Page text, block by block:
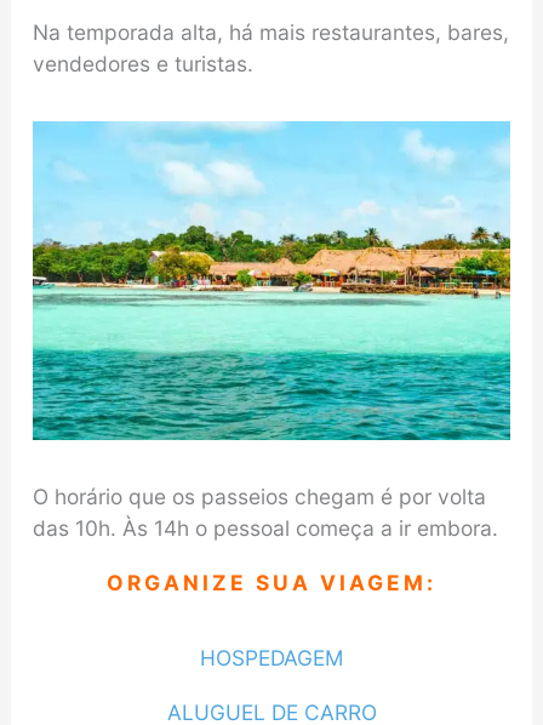
Na temporada alta, há mais restaurantes, bares,
vendedores e turistas.
O horário que os passeios chegam é por volta
das 10h. Às 14h o pessoal começa a ir embora.
ORGANIZE SUA VIAGEM:
HOSPEDAGEM
ALUGUEL DE CARRO